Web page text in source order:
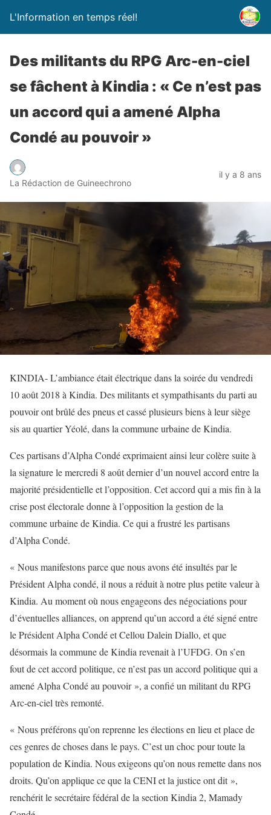
L'Information en temps réel!
Des militants du RPG Arc-en-ciel
se fâchent à Kindia : « Ce n’est pas
un accord qui a amené Alpha
Condé au pouvoir »
La Rédaction de Guineechrono
il y a 8 ans
KINDIA- L’ambiance était électrique dans la soirée du vendredi
10 août 2018 à Kindia. Des militants et sympathisants du parti au
pouvoir ont brûlé des pneus et cassé plusieurs biens à leur siège
sis au quartier Yéolé, dans la commune urbaine de Kindia.
Ces partisans d’Alpha Condé exprimaient ainsi leur colère suite à
la signature le mercredi 8 août dernier d’un nouvel accord entre la
majorité présidentielle et l’opposition. Cet accord qui a mis fin à la
crise post électorale donne à l’opposition la gestion de la
commune urbaine de Kindia. Ce qui a frustré les partisans
d’Alpha Condé.
« Nous manifestons parce que nous avons été insultés par le
Président Alpha condé, il nous a réduit à notre plus petite valeur à
Kindia. Au moment où nous engageons des négociations pour
d’éventuelles alliances, on apprend qu’un accord a été signé entre
le Président Alpha Condé et Cellou Dalein Diallo, et que
désormais la commune de Kindia revenait à l’UFDG. On s’en
fout de cet accord politique, ce n’est pas un accord politique qui a
amené Alpha Condé au pouvoir », a confié un militant du RPG
Arc-en-ciel très remonté.
« Nous préférons qu’on reprenne les élections en lieu et place de
ces genres de choses dans le pays. C’est un choc pour toute la
population de Kindia. Nous exigeons qu’on nous remette dans nos
droits. Qu’on applique ce que la CENI et la justice ont dit »,
renchérit le secrétaire fédéral de la section Kindia 2, Mamady